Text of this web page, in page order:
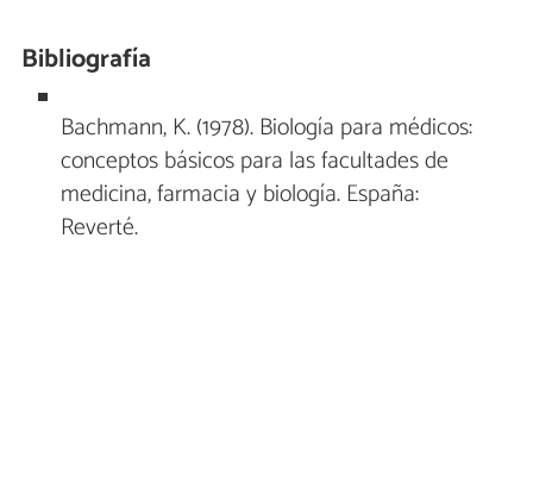
Bibliografía
Bachmann, K. (1978). Biología para médicos:
conceptos básicos para las facultades de
medicina, farmacia y biología. España:
Reverté.